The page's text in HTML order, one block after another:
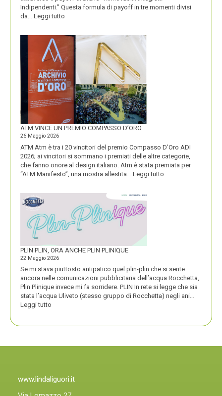
Indipendenti.” Questa formula di payoff in tre momenti divisi
da… Leggi tutto
IL
NUOVO
LOGO
DOLOMITI
ENERGIA
MOSTRA
LA
SUA
IDENTITÀ
FORTE
ATM VINCE UN PREMIO COMPASSO D’ORO
26 Maggio 2026
ATM Atm è tra i 20 vincitori del premio Compasso D’Oro ADI
2026; ai vincitori si sommano i premiati delle altre categorie,
che fanno onore al design italiano. Atm è stata premiata per
“ATM Manifesto”, una mostra allestita… Leggi tutto
PLIN PLIN, ORA ANCHE PLIN PLINIQUE
22 Maggio 2026
Se mi stava piuttosto antipatico quel plin-plin che si sente
ancora nelle comunicazioni pubblicitaria dell’acqua Rocchetta,
Plin Plinique invece mi fa sorridere. PLIN In rete si legge che sia
stata l’acqua Uliveto (stesso gruppo di Rocchetta) negli ani…
Leggi tutto
www.lindaliguori.it